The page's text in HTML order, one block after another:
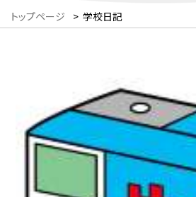
トップページ > 学校日記